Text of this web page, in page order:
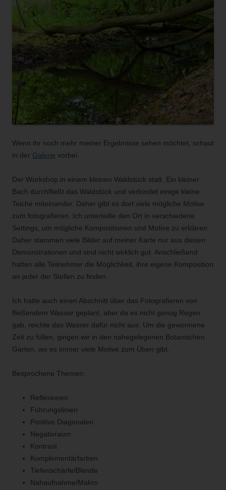
Wenn ihr noch mehr meiner Ergebnisse sehen möchtet, schaut
in der Galerie vorbei.
Der Workshop in einem kleinen Waldstück statt. Ein kleiner
Bach durchfließt das Waldstück und verbindet einige kleine
Teiche miteinander. Daher gibt es dort viele mögliche Motive
zum fotografieren. Ich unterteilte den Ort in verschiedene
Settings, um mögliche Kompositionen und Motive zu erklären.
Daher stammen viele Bilder auf meiner Karte nur aus diesen
Demonstrationen und sind nicht wirklich gut. Anschließend
hatten alle Teilnehmer die Möglichkeit, ihre eigene Komposition
an jeder der Stellen zu finden.
Ich hatte auch einen Abschnitt über das Fotografieren von
fließendem Wasser geplant, aber da es nicht genug Regen
gab, reichte das Wasser dafür nicht aus. Um die gewonnene
Zeit zu füllen, gingen wir in den nahegelegenen Botanischen
Garten, wo es immer viele Motive zum Üben gibt.
Besprochene Themen:
Reflexionen
Führungslinien
Positive Diagonalen
Negativraum
Kontrast
Komplementärfarben
Tiefenschärfe/Blende
Nahaufnahme/Makro